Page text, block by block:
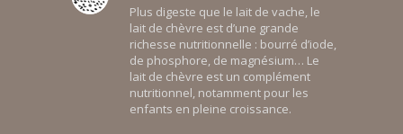
Plus digeste que le lait de vache, le
lait de chèvre est d’une grande
richesse nutritionnelle : bourré d’iode,
de phosphore, de magnésium… Le
lait de chèvre est un complément
nutritionnel, notamment pour les
enfants en pleine croissance.